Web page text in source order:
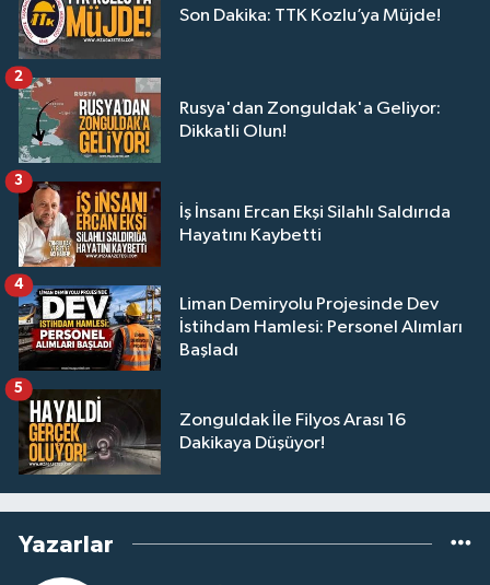
Son Dakika: TTK Kozlu’ya Müjde!
Rusya'dan Zonguldak'a Geliyor:
Dikkatli Olun!
2
İş İnsanı Ercan Ekşi Silahlı Saldırıda
Hayatını Kaybetti
3
Liman Demiryolu Projesinde Dev
İstihdam Hamlesi: Personel Alımları
Başladı
4
Zonguldak İle Filyos Arası 16
Dakikaya Düşüyor!
5
Yazarlar